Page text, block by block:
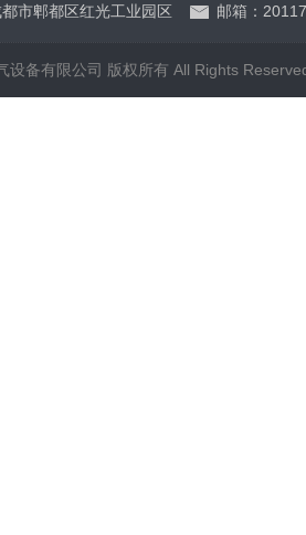
市郫都区红光工业园区 邮箱：
设备有限公司 版权所有 All Rights